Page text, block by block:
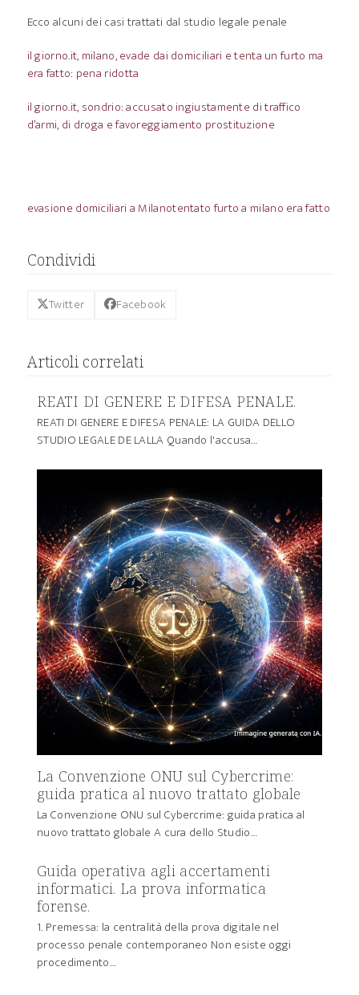
Ecco alcuni dei casi trattati dal studio legale penale
il giorno.it, milano, evade dai domiciliari e tenta un furto ma
era fatto: pena ridotta
il giorno.it, sondrio: accusato ingiustamente di traffico
d’armi, di droga e favoreggiamento prostituzione
evasione domiciliari a Milanotentato furto a milano era fatto
Condividi
Twitter Facebook
Articoli correlati
REATI DI GENERE E DIFESA PENALE.
REATI DI GENERE E DIFESA PENALE: LA GUIDA DELLO
STUDIO LEGALE DE LALLA Quando l'accusa…
La Convenzione ONU sul Cybercrime:
guida pratica al nuovo trattato globale
La Convenzione ONU sul Cybercrime: guida pratica al
nuovo trattato globale A cura dello Studio…
Guida operativa agli accertamenti
informatici. La prova informatica
forense.
1. Premessa: la centralità della prova digitale nel
processo penale contemporaneo Non esiste oggi
procedimento…